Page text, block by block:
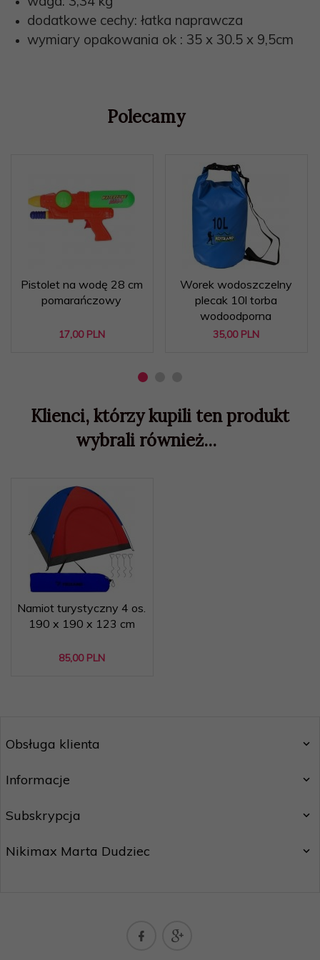
dodatkowe cechy: łatka naprawcza
wymiary opakowania ok : 35 x 30.5 x 9,5cm
Polecamy
Pistolet na wodę 28 cm
pomarańczowy
17,00 PLN
Worek wodoszczelny
plecak 10l torba
wodoodporna
35,00 PLN
Klienci, którzy kupili ten produkt
wybrali również...
Namiot turystyczny 4 os.
190 x 190 x 123 cm
85,00 PLN
Obsługa klienta
Informacje
Subskrypcja
Nikimax Marta Dudziec